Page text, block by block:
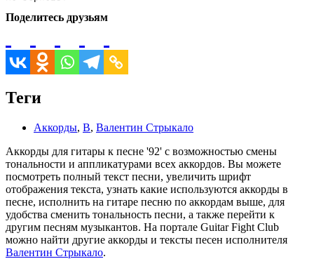
Поделитесь друзьям
Теги
Аккорды, В, Валентин Стрыкало
Аккорды для гитары к песне '92' с возможностью смены
тональности и аппликатурами всех аккордов. Вы можете
посмотреть полный текст песни, увеличить шрифт
отображения текста, узнать какие используются аккорды в
песне, исполнить на гитаре песню по аккордам выше, для
удобства сменить тональность песни, а также перейти к
другим песням музыкантов. На портале Guitar Fight Club
можно найти другие аккорды и тексты песен исполнителя
Валентин Стрыкало.